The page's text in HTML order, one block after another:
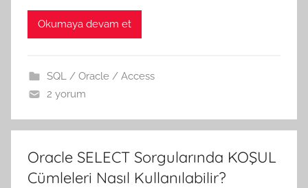
Okumaya devam et
SQL / Oracle / Access
2 yorum
Oracle SELECT Sorgularında KOŞUL
Cümleleri Nasıl Kullanılabilir?